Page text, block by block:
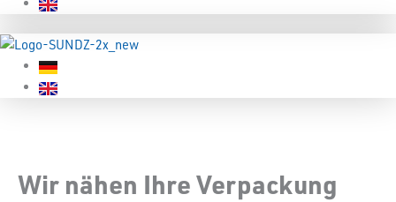
Wir nähen Ihre Verpackung